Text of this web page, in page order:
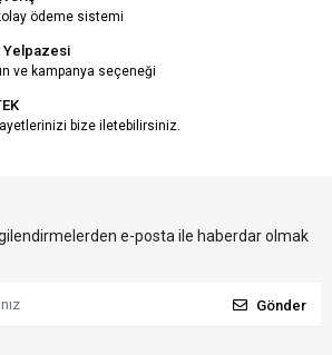
ödeme sistemi
Yelpazesi
ve kampanya seçeneği
bize iletebilirsiniz.
e-posta ile haberdar olmak
Gönder